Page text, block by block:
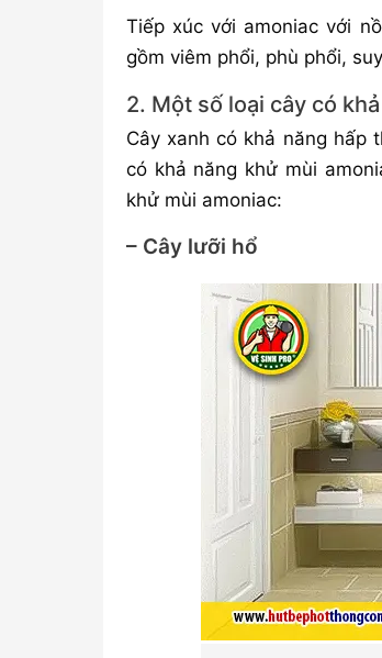
Tiếp xúc với amoniac với
gồm viêm phổi, phù phổi,
2. Một số loại cây có
Cây xanh có khả năng hấp
có khả năng khử mùi
khử mùi amoniac:
– Cây lưỡi hổ